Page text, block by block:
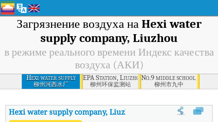
Загрязнение воздуха на Hexi water
supply company, Liuzhou
в режиме реального времени Индекс качества
воздуха (АКИ)
Hexi water supply
company, Liuzhou
柳州河西水厂
EPA Station, Liuzhou
柳州环保监测站
No.9 middle school,
柳州市九中
Hexi water supply company, Liuzhou В режиме